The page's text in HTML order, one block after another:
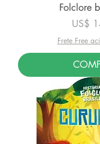
Folclore
Preço
US$
Frete Free